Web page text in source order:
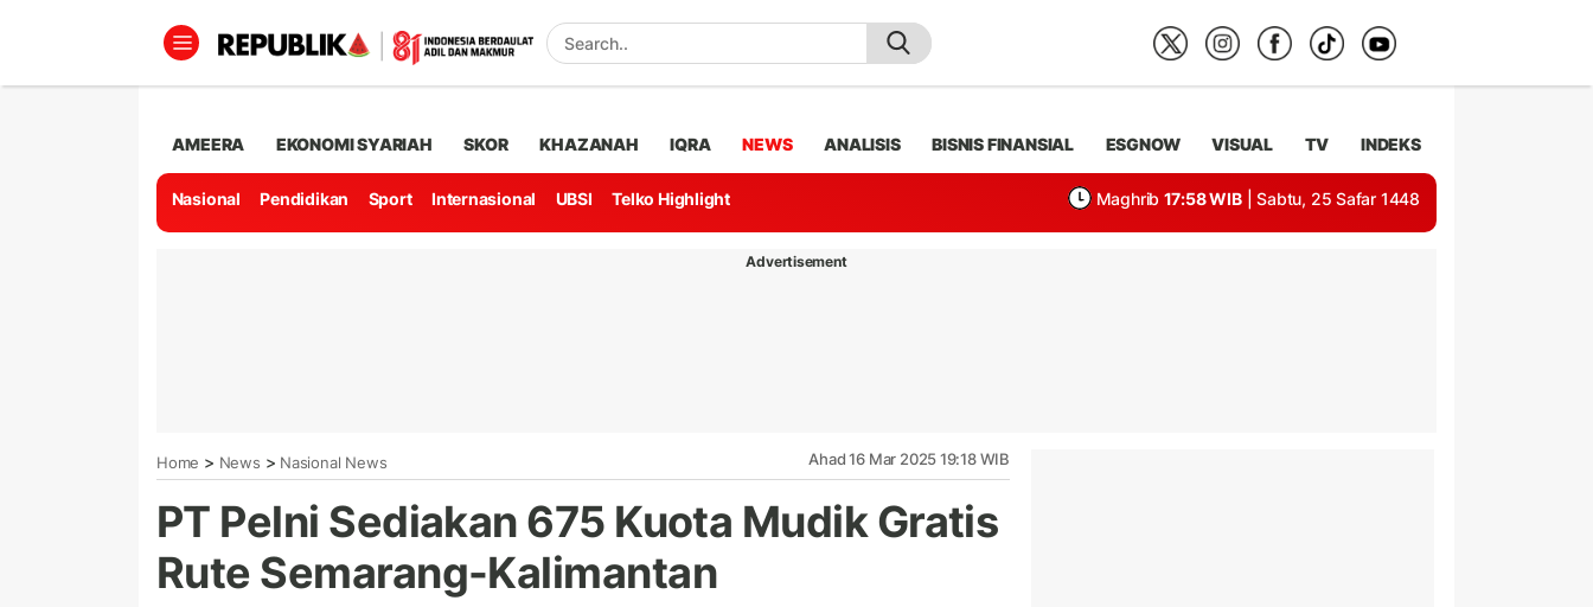
AMEERA EKONOMI SYARIAH SKOR KHAZANAH IQRA NEWS ANALISIS BISNIS FINANSIAL ESGNOW VISUAL TV INDEKS
Nasional Pendidikan Sport Internasional UBSI Telko Highlight Maghrib 17:58 WIB | Sabtu, 25 Safar 1448
Advertisement
Home > News > Nasional News Ahad 16 Mar 2025 19:18 WIB
PT Pelni Sediakan 675 Kuota Mudik Gratis
Rute Semarang-Kalimantan